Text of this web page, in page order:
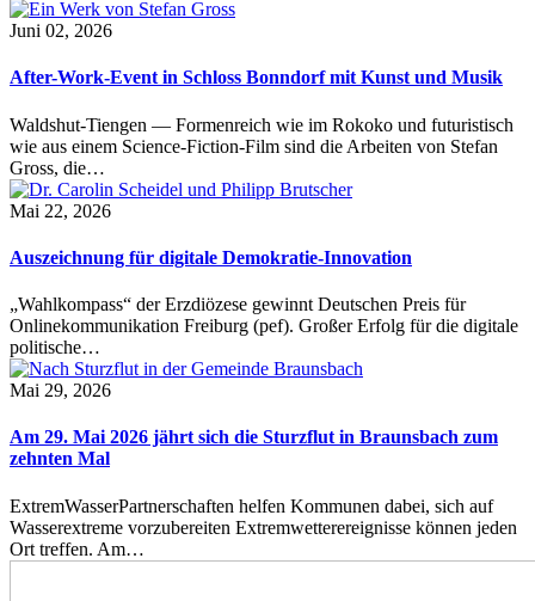
Juni 02, 2026
After-Work-Event in Schloss Bonndorf mit Kunst und Musik
Waldshut-Tiengen — Formenreich wie im Rokoko und futuristisch
wie aus einem Science-Fiction-Film sind die Arbeiten von Stefan
Gross, die…
Mai 22, 2026
Auszeichnung für digitale Demokratie-Innovation
„Wahlkompass“ der Erzdiözese gewinnt Deutschen Preis für
Onlinekommunikation Freiburg (pef). Großer Erfolg für die digitale
politische…
Mai 29, 2026
Am 29. Mai 2026 jährt sich die Sturzflut in Braunsbach zum
zehnten Mal
ExtremWasserPartnerschaften helfen Kommunen dabei, sich auf
Wasserextreme vorzubereiten Extremwetterereignisse können jeden
Ort treffen. Am…